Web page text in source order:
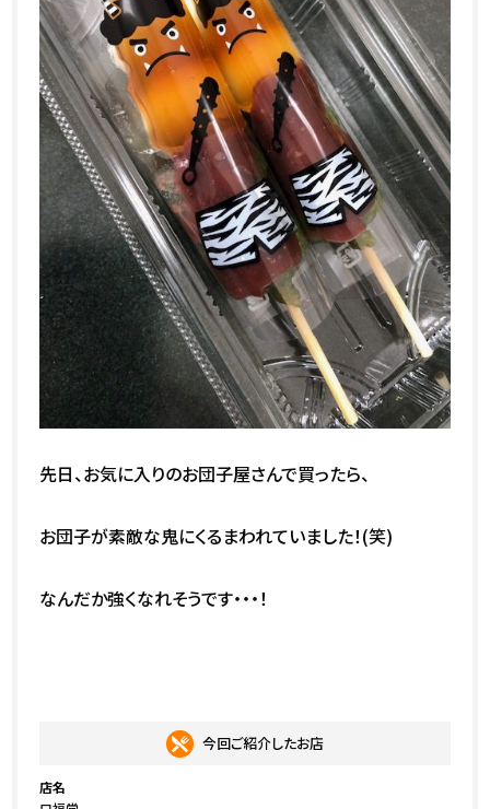
先日、お気に入りのお団子屋さんで買ったら、
お団子が素敵な鬼にくるまわれていました！(笑)
なんだか強くなれそうです・・・！
今回ご紹介したお店
店名